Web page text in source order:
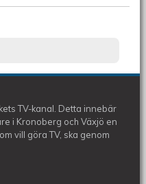
TV-kanal. Detta innebär
i Kronoberg och Växjö en
vill göra TV, ska genom